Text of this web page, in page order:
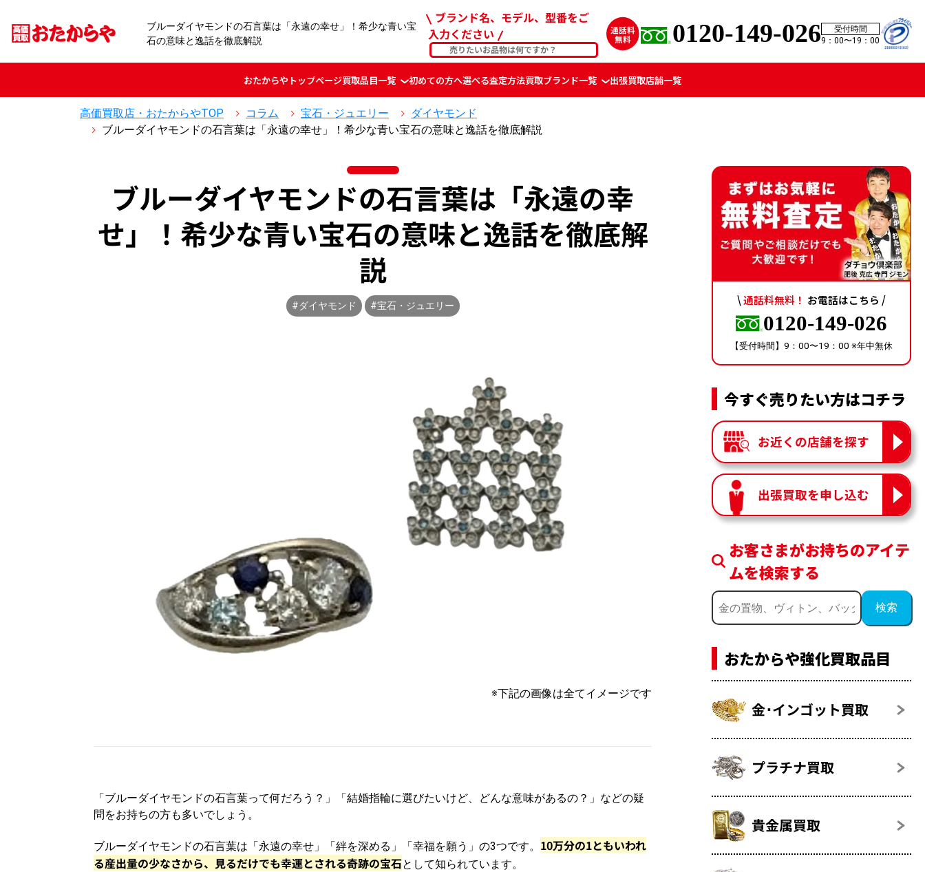
ブルーダイヤモンドの石言葉は「永遠の幸せ」！希少な青い宝
石の意味と逸話を徹底解説
ブランド名、モデル、型番をご
入力ください
0120-149-026
受付時間
9：00〜19：00
おたからや トップページ買取品目一覧 初めての方へ選べる査定方法買取ブランド一覧 出張買取店舗一覧
高価買取店・おたからやTOP コラム 宝石・ジュエリー
ダイヤモンド
ブルーダイヤモンドの石言葉は「永遠の幸せ」！希少な青い宝石の意味と逸話を徹底解説
ブルーダイヤモンドの石言葉は「永遠の幸
せ」！希少な青い宝石の意味と逸話を徹底解
説
#ダイヤモンド #宝石・ジュエリー
※下記の画像は全てイメージです
「ブルーダイヤモンドの石言葉って何だろう？」「結婚指輪に選びたいけど、どんな意味があるの？」などの疑
問をお持ちの方も多いでしょう。
ブルーダイヤモンドの石言葉は「永遠の幸せ」「絆を深める」「幸福を願う」の3つです。 10万分の1ともいわれ
る産出量の少なさから、見るだけでも幸運とされる奇跡の宝石として知られています。
\通話料無料！ お電話はこちら /
0120-149-026
【受付時間】9：00〜19：00 ※年中無休
今すぐ売りたい方はコチラ
お近くの店舗を探す
出張買取を申し込む
お客さまがお持ちのアイテ
ムを検索する
おたからや強化買取品目
金･インゴット買取
プラチナ買取
貴金属買取